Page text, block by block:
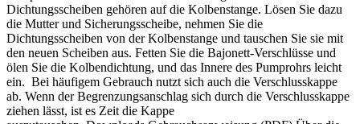
Dichtungsscheiben gehören auf die Kolbenstange. Lösen Sie dazu
die Mutter und Sicherungsscheibe, nehmen Sie die
Dichtungsscheiben von der Kolbenstange und tauschen Sie sie mit
den neuen Scheiben aus. Fetten Sie die Bajonett-Verschlüsse und
ölen Sie die Kolbendichtung, und das Innere des Pumprohrs leicht
ein. Bei häufigem Gebrauch nutzt sich auch die Verschlusskappe
ab. Wenn der Begrenzungsanschlag sich durch die Verschlusskappe
ziehen lässt, ist es Zeit die Kappe